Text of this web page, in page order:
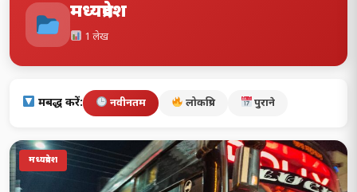
मध्‍यप्रदेश
1 लेख
क्रमबद्ध करें: नवीनतम लोकप्रिय पुराने
मध्‍यप्रदेश